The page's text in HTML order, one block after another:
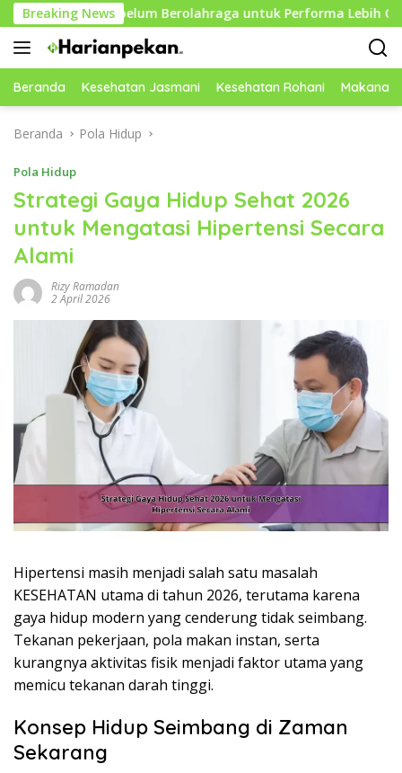
Langsung
ke
konten
Breaking News
Sebelum Berolahraga untuk Performa Lebih Optimal
Beranda Kesehatan Jasmani Kesehatan Rohani Makanan
Beranda Pola Hidup
Pola Hidup
Strategi Gaya Hidup Sehat 2026
untuk Mengatasi Hipertensi Secara
Alami
Rizy Ramadan
2 April 2026
Hipertensi masih menjadi salah satu masalah
KESEHATAN utama di tahun 2026, terutama karena
gaya hidup modern yang cenderung tidak seimbang.
Tekanan pekerjaan, pola makan instan, serta
kurangnya aktivitas fisik menjadi faktor utama yang
memicu tekanan darah tinggi.
Konsep Hidup Seimbang di Zaman
Sekarang